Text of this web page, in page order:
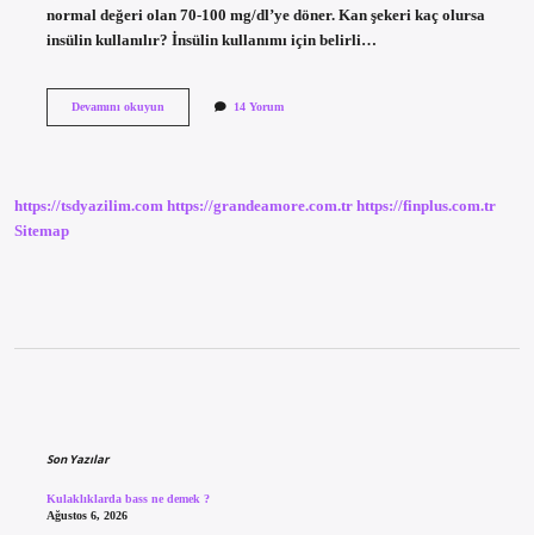
normal değeri olan 70-100 mg/dl’ye döner. Kan şekeri kaç olursa
insülin kullanılır? İnsülin kullanımı için belirli…
Devamını okuyunBir
14 Yorum
https://tsdyazilim.com https://grandeamore.com.tr https://finplus.com.tr
Sitemap
Son Yazılar
Kulaklıklarda bass ne demek ?
Ağustos 6, 2026